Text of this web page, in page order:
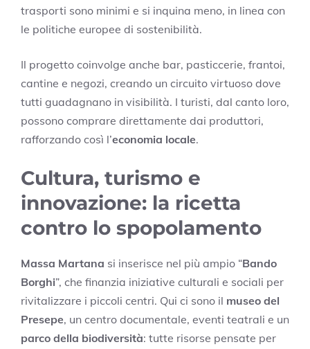
trasporti sono minimi e si inquina meno, in linea con
le politiche europee di sostenibilità.
Il progetto coinvolge anche bar, pasticcerie, frantoi,
cantine e negozi, creando un circuito virtuoso dove
tutti guadagnano in visibilità. I turisti, dal canto loro,
possono comprare direttamente dai produttori,
rafforzando così l’economia locale.
Cultura, turismo e
innovazione: la ricetta
contro lo spopolamento
Massa Martana si inserisce nel più ampio “Bando
Borghi”, che finanzia iniziative culturali e sociali per
rivitalizzare i piccoli centri. Qui ci sono il museo del
Presepe, un centro documentale, eventi teatrali e un
parco della biodiversità: tutte risorse pensate per